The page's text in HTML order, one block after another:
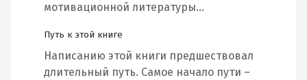
мотивационной литературы…
Путь к этой книге
Написанию этой книги предшествовал
длительный путь. Самое начало пути –